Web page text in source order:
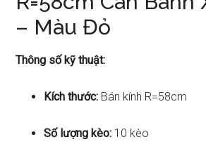
– Màu Đỏ
Thông số kỹ thuật:
Kích thước: Bán kính R=58cm
Số lượng kèo: 10 kèo